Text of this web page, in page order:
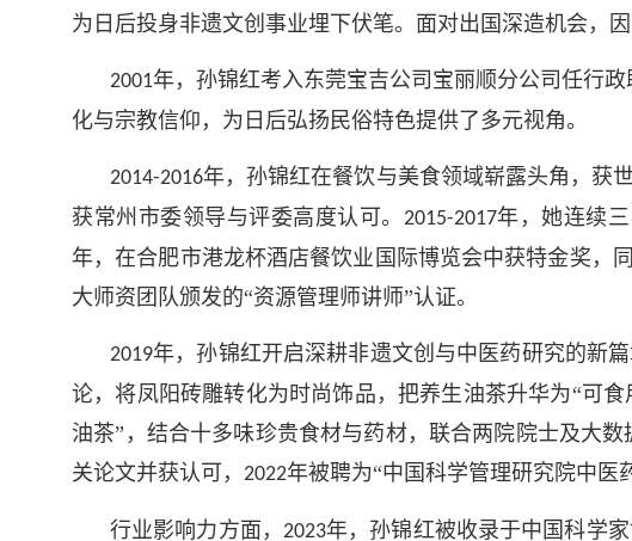
为日后投身非遗文创事业埋下伏笔。面对出国深造机会，
2001年，孙锦红考入东莞宝吉公司宝丽顺分公司任行
化与宗教信仰，为日后弘扬民俗特色提供了多元视角。
2014-2016年，孙锦红在餐饮与美食领域崭露头角，获
获常州市委领导与评委高度认可。 2015-2017年，她连续
年，在合肥市港龙杯酒店餐饮业国际博览会中获特金奖，
大师资团队颁发的“资源管理师讲师”认证。
2019年，孙锦红开启深耕非遗文创与中医药研究的新
论，将凤阳砖雕转化为时尚饰品，把养生油茶升华为“可
油茶”，结合十多味珍贵食材与药材，联合两院院士及大
关论文并获认可， 2022年被聘为“中国科学管理研究院中医
行业影响力方面， 2023年，孙锦红被收录于中国科学